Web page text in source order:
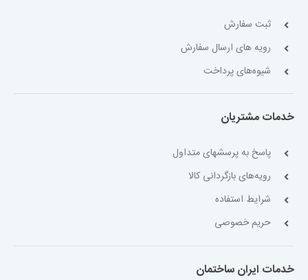
ثبت سفارش
رویه های ارسال سفارش
شیوه‌های پرداخت
خدمات مشتریان
پاسخ به پرسشهای متداول
رویه‌های بازگردانی کالا
شرایط استفاده
حریم خصوصی
خدمات ایران ساختمان